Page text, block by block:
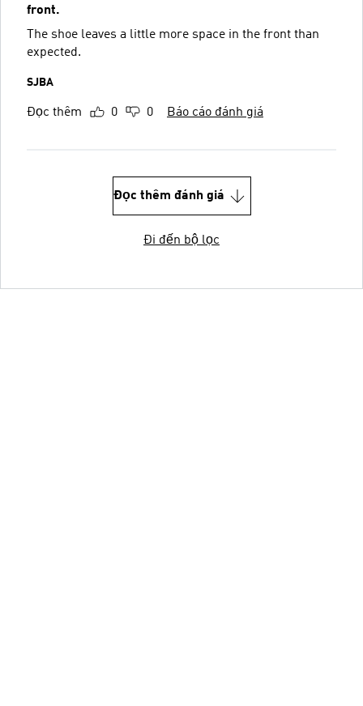
front.
The shoe leaves a little more space in the front than
expected.
SJBA
Đọc thêm 0 0 Báo cáo đánh giá
Đọc thêm đánh giá
Đi đến bộ lọc